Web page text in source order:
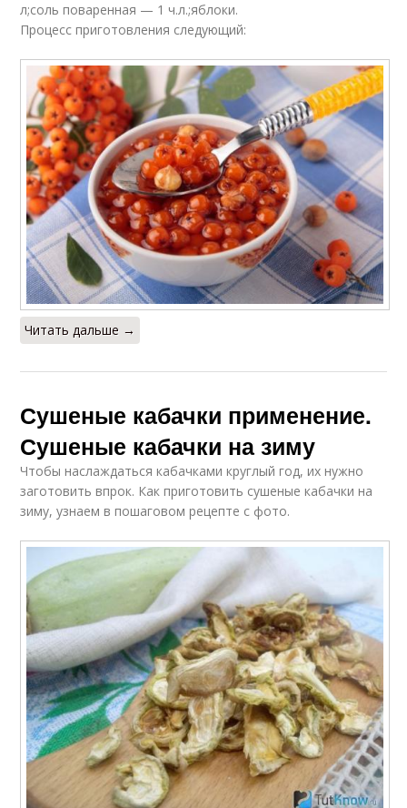
л;соль поваренная — 1 ч.л.;яблоки.
Процесс приготовления следующий:
Читать дальше →
Сушеные кабачки применение.
Сушеные кабачки на зиму
Чтобы наслаждаться кабачками круглый год, их нужно
заготовить впрок. Как приготовить сушеные кабачки на
зиму, узнаем в пошаговом рецепте с фото.